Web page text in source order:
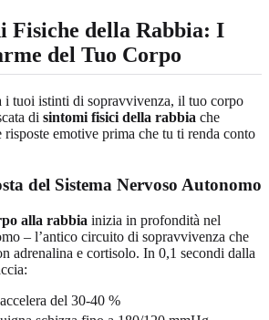
Fisiche della Rabbia: I
del Tuo Corpo
i tuoi istinti di sopravvivenza, il tuo corpo
di sintomi fisici della rabbia che
risposte emotive prima che tu ti renda conto
del Sistema Nervoso Autonomo
alla rabbia inizia in profondità nel
– l’antico circuito di sopravvivenza che
adrenalina e cortisolo. In 0,1 secondi dalla
del 30-40 %